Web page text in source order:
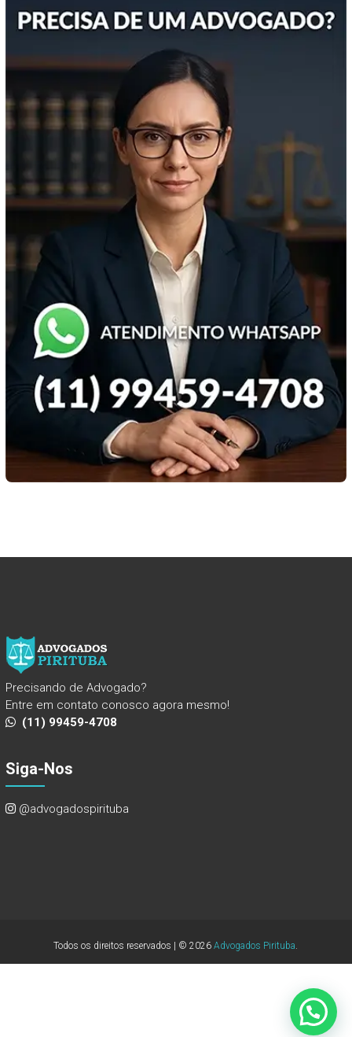
Precisando de Advogado?
Entre em contato conosco agora mesmo!
(11) 99459-4708
Siga-Nos
@advogadospirituba
Todos os direitos reservados | © 2026Advogados Pirituba.